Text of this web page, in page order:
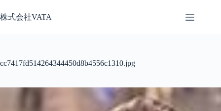
ン
へ
株式会社VATA
cc7417fd514264344450d8b4556c1310.jpg